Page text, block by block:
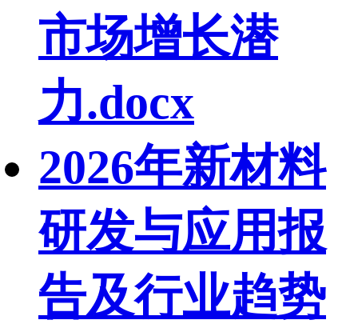
市场增长潜
力.docx
2026年新材料
研发与应用报
告及行业趋势